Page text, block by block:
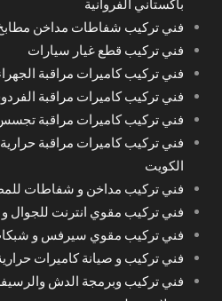
فني تركيب شفاطات مداخن مطابخ
فني تركيب قطع غيار سيارات
فني تركيب كاميرات مراقبة
فني تركيب كاميرات مراقبة
فني تركيب كاميرات مراقبة تجسس
فني تركيب كاميرات مراقبة
الكويت
فني تركيب مداخن و شفاطات
فني تركيب مقوي انترنت للجوال
فني تركيب مقوي سيرفس و
فني تركيب و صيانة كاميرات
فني تركيب وبرمجة الدش